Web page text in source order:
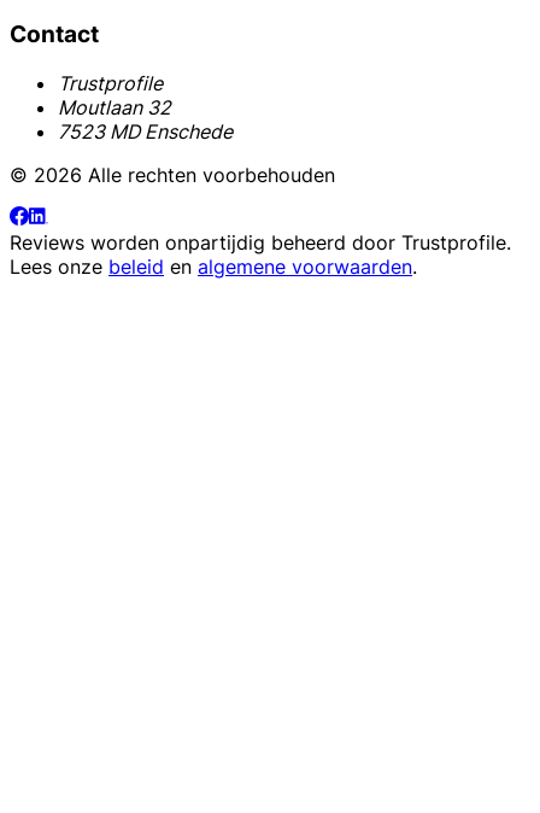
Contact
Trustprofile
Moutlaan 32
7523 MD Enschede
© 2026 Alle rechten voorbehouden
Reviews worden onpartijdig beheerd door Trustprofile.
Lees onze beleid en algemene voorwaarden.